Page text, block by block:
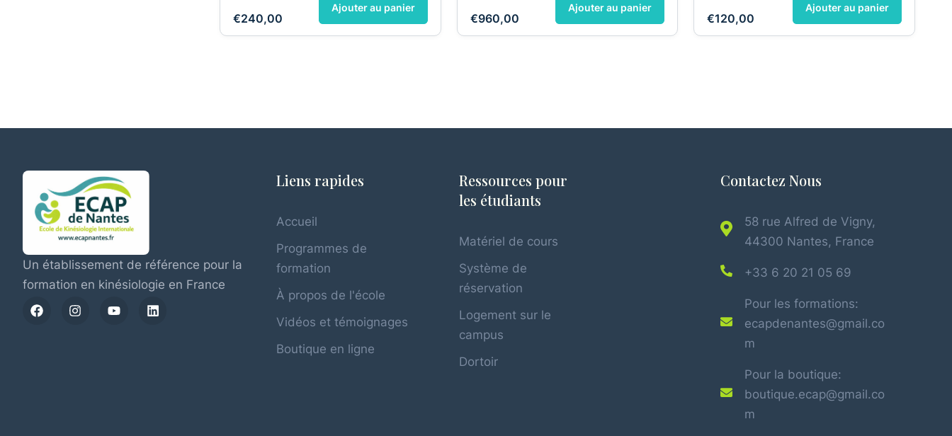
€240,00
Ajouter au panier
€960,00
Ajouter au panier
€120,00
Ajouter au panier
Un établissement de référence pour la
formation en kinésiologie en France
Liens rapides
Accueil
Programmes de
formation
À propos de l'école
Vidéos et témoignages
Boutique en ligne
Ressources pour
les étudiants
Matériel de cours
Système de
réservation
Logement sur le
campus
Dortoir
Contactez Nous
58 rue Alfred de Vigny,
44300 Nantes, France
+33 6 20 21 05 69
Pour les formations:
ecapdenantes@gmail.co
m
Pour la boutique:
boutique.ecap@gmail.co
m